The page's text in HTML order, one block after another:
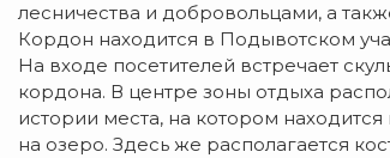
лесничества и добровольцами, а
Кордон находится в Подывотском
На входе посетителей встречает
кордона. В центре зоны отдыха
истории места, на котором
на озеро. Здесь же располагается